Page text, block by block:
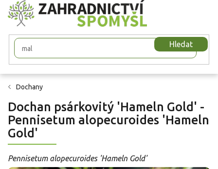
Přejít
na
obsah
Hledat
Dochany
Dochan psárkovitý 'Hameln Gold' -
Pennisetum alopecuroides 'Hameln
Gold'
Pennisetum alopecuroides 'Hameln Gold'